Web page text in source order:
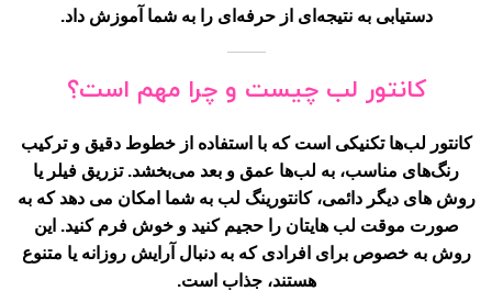
دستیابی به نتیجه‌ای از حرفه‌ای را به شما آموزش داد.
کانتور لب چیست و چرا مهم است؟
کانتور لب‌ها تکنیکی است که با استفاده از خطوط دقیق و ترکیب
رنگ‌های مناسب، به لب‌ها عمق و بعد می‌بخشد. تزریق فیلر یا
روش های دیگر دائمی، کانتورینگ لب به شما امکان می دهد که به
صورت موقت لب هایتان را حجیم کنید و خوش فرم کنید. این
روش به خصوص برای افرادی که به دنبال آرایش روزانه یا متنوع
هستند، جذاب است.